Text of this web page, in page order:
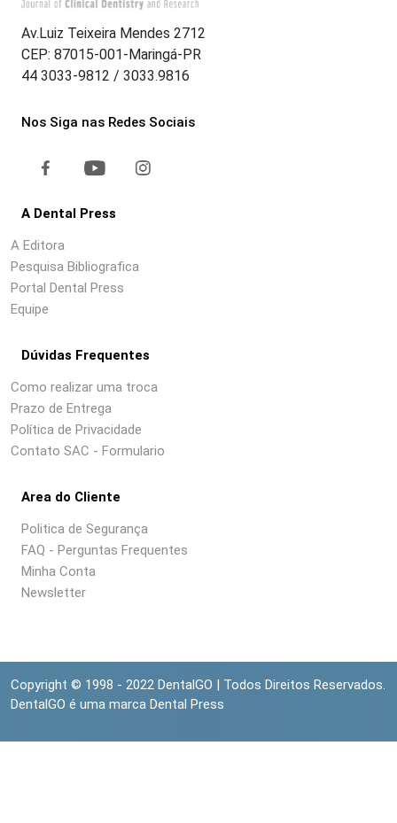
Av.Luiz Teixeira Mendes 2712
CEP: 87015-001-Maringá-PR
44 3033-9812 / 3033.9816
Nos Siga nas Redes Sociais
A Dental Press
A Editora
Pesquisa Bibliografica
Portal Dental Press
Equipe
Dúvidas Frequentes
Como realizar uma troca
Prazo de Entrega
Política de Privacidade
Contato SAC - Formulario
Area do Cliente
Politica de Segurança
FAQ - Perguntas Frequentes
Minha Conta
Newsletter
Copyright © 1998 - 2022 DentalGO | Todos Direitos Reservados.
DentalGO é uma marca Dental Press